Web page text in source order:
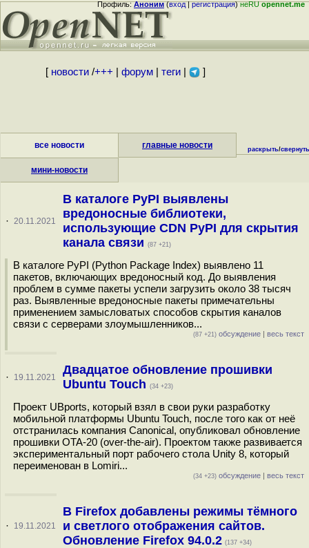
Профиль:Аноним(вход|регистрация)неRUopennet.me
[ новости/+++ форум| теги| ]
все новости главные новости
мини-новости
раскрыть/свернуть
· 20.11.2021
В каталоге PyPI выявлены
вредоносные библиотеки,
использующие CDN PyPI для скрытия
канала связи (87 +21)
В каталоге PyPI (Python Package Index) выявлено 11
пакетов, включающих вредоносный код. До выявления
проблем в сумме пакеты успели загрузить около 38 тысяч
раз. Выявленные вредоносные пакеты примечательны
применением замысловатых способов скрытия каналов
связи с серверами злоумышленников...
(87 +21) обсуждение | весь текст
· 19.11.2021
Двадцатое обновление прошивки
Ubuntu Touch (34 +23)
Проект UBports, который взял в свои руки разработку
мобильной платформы Ubuntu Touch, после того как от неё
отстранилась компания Canonical, опубликовал обновление
прошивки OTA-20 (over-the-air). Проектом также развивается
экспериментальный порт рабочего стола Unity 8, который
переименован в Lomiri...
(34 +23) обсуждение | весь текст
· 19.11.2021
В Firefox добавлены режимы тёмного
и светлого отображения сайтов.
Обновление Firefox 94.0.2 (137 +34)